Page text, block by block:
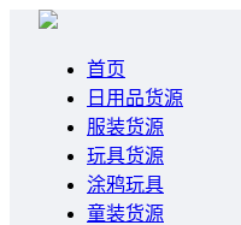
首页
日用品货源
服装货源
玩具货源
涂鸦玩具
童装货源